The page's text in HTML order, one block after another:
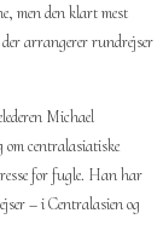
men den klart mest
der arrangerer rundrejser
Michael
om centralasiatiske
for fugle. Han har
– i Centralasien og